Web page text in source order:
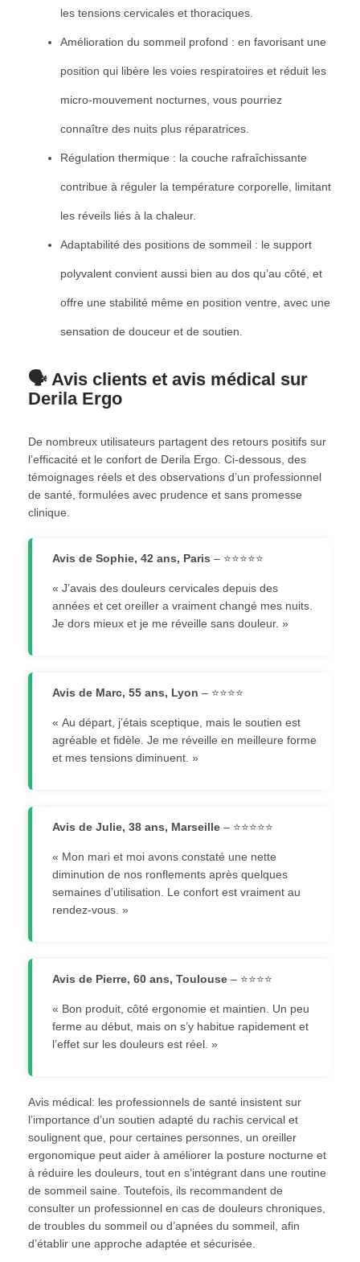
les tensions cervicales et thoraciques.
Amélioration du sommeil profond : en favorisant une
position qui libère les voies respiratoires et réduit les
micro-mouvement nocturnes, vous pourriez
connaître des nuits plus réparatrices.
Régulation thermique : la couche rafraîchissante
contribue à réguler la température corporelle, limitant
les réveils liés à la chaleur.
Adaptabilité des positions de sommeil : le support
polyvalent convient aussi bien au dos qu’au côté, et
offre une stabilité même en position ventre, avec une
sensation de douceur et de soutien.
🗣️ Avis clients et avis médical sur
Derila Ergo
De nombreux utilisateurs partagent des retours positifs sur
l’efficacité et le confort de Derila Ergo. Ci-dessous, des
témoignages réels et des observations d’un professionnel
de santé, formulées avec prudence et sans promesse
clinique.
Avis de Sophie, 42 ans, Paris – ⭐⭐⭐⭐⭐
« J’avais des douleurs cervicales depuis des
années et cet oreiller a vraiment changé mes nuits.
Je dors mieux et je me réveille sans douleur. »
Avis de Marc, 55 ans, Lyon – ⭐⭐⭐⭐
« Au départ, j’étais sceptique, mais le soutien est
agréable et fidèle. Je me réveille en meilleure forme
et mes tensions diminuent. »
Avis de Julie, 38 ans, Marseille– ⭐⭐⭐⭐⭐
« Mon mari et moi avons constaté une nette
diminution de nos ronflements après quelques
semaines d’utilisation. Le confort est vraiment au
rendez-vous. »
Avis de Pierre, 60 ans, Toulouse– ⭐⭐⭐⭐
« Bon produit, côté ergonomie et maintien. Un peu
ferme au début, mais on s’y habitue rapidement et
l’effet sur les douleurs est réel. »
Avis médical: les professionnels de santé insistent sur
l’importance d’un soutien adapté du rachis cervical et
soulignent que, pour certaines personnes, un oreiller
ergonomique peut aider à améliorer la posture nocturne et
à réduire les douleurs, tout en s’intégrant dans une routine
de sommeil saine. Toutefois, ils recommandent de
consulter un professionnel en cas de douleurs chroniques,
de troubles du sommeil ou d’apnées du sommeil, afin
d’établir une approche adaptée et sécurisée.